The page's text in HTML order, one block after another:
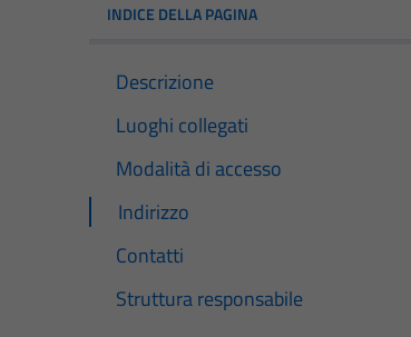
INDICE DELLA PAGINA
Descrizione
Luoghi collegati
Modalità di accesso
Indirizzo
Contatti
Struttura responsabile